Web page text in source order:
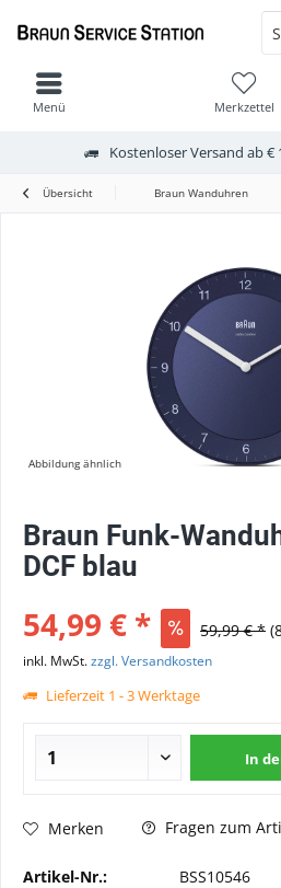
Kostenloser Versand ab €
Merkzettel
Menü
Übersicht Braun Wanduhren
Abbildung ähnlich
Braun Funk-
DCF blau
54,99 € * 59,99 € *
inkl. MwSt.zzgl. Versandkosten
Lieferzeit 1 - 3 Werktage
In
Merken Fragen zum
Artikel-Nr.:
BSS10546